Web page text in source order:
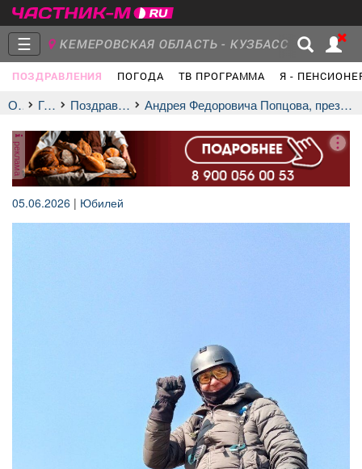
☰ КЕМЕРОВСКАЯ ОБЛАСТЬ - КУЗБАСС
ПОЗДРАВЛЕНИЯ ПОГОДА ТВ ПРОГРАММА
Я -
Главная
Группы Новости
Объявления Недвижимость Услуги
Поздравления Погода
ОтдыхГлавнаяПоздравления и праздники Андрея Федоровича Попцова, президента междуреченского клуба парапланеризма "Спираль"
реклама
05.06.2026 | Юбилей